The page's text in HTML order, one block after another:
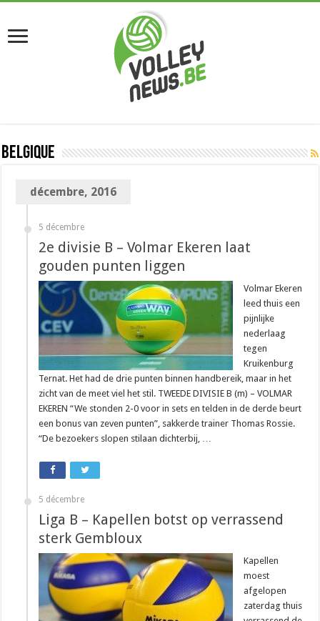
Belgique
décembre, 2016
5 décembre
2e divisie B – Volmar Ekeren laat
gouden punten liggen
Volmar Ekeren
leed thuis een
pijnlijke
nederlaag
tegen
Kruikenburg
Ternat. Het had de drie punten binnen handbereik, maar in het
zicht van de meet viel het stil. TWEEDE DIVISIE B (m) – VOLMAR
EKEREN “We stonden 2-0 voor in sets en telden in de derde beurt
een bonus van zeven punten”, sakkerde trainer Thomas Rossie.
“De bezoekers slopen stilaan dichterbij, …
5 décembre
Liga B – Kapellen botst op verrassend
sterk Gembloux
Kapellen
moest
afgelopen
zaterdag thuis